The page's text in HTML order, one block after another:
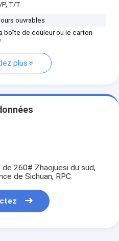
P, T/T
ouvrables
boîte de couleur ou le carton
plus
260# Zhaojuesi du sud,
de Sichuan, RPC.